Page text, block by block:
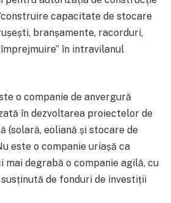
capacitate de stocare
branșamente, racorduri,
în intravilanul
o companie de anvergură
în dezvoltarea proiectelor de
(solară, eoliană și stocare de
este o companie uriașă ca
mai degrabă o companie agilă, cu
de fonduri de investiții